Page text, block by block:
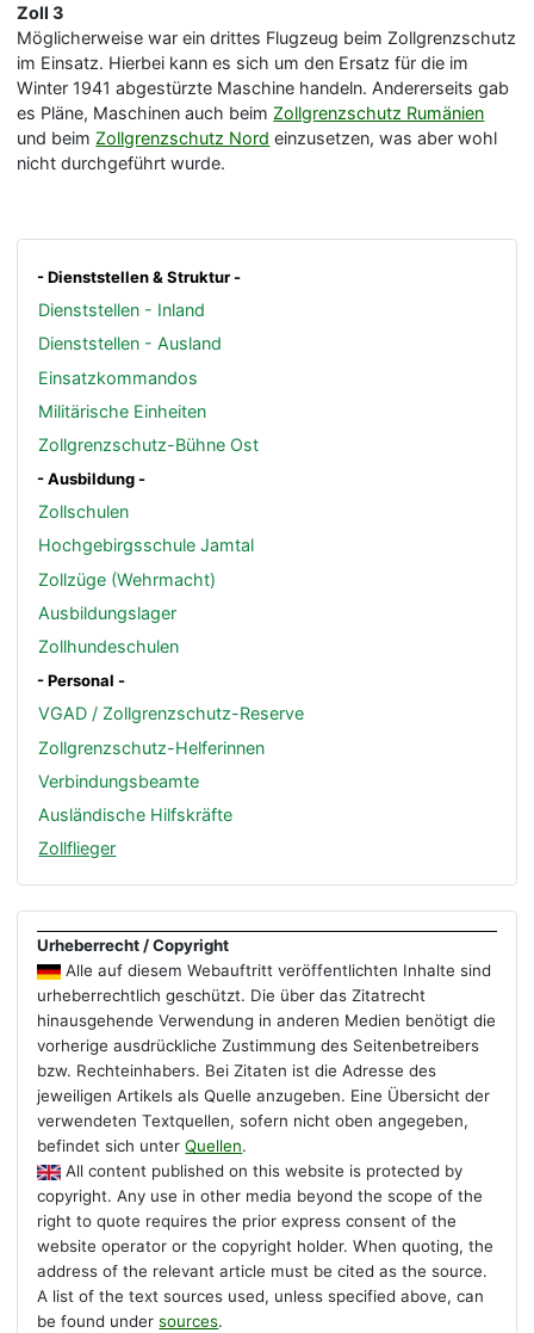
- Dienststellen & Struktur -
Dienststellen - Inland
Dienststellen - Ausland
Einsatzkommandos
Militärische Einheiten
Zollgrenzschutz-Bühne Ost
- Ausbildung -
Zollschulen
Hochgebirgsschule Jamtal
Zollzüge (Wehrmacht)
Ausbildungslager
Zollhundeschulen
- Personal -
VGAD / Zollgrenzschutz-Reserve
Zollgrenzschutz-Helferinnen
Verbindungsbeamte
Ausländische Hilfskräfte
Zollflieger
Zoll 3
Möglicherweise war ein drittes Flugzeug beim Zollgrenzschutz
im Einsatz. Hierbei kann es sich um den Ersatz für die im
Winter 1941 abgestürzte Maschine handeln. Andererseits gab
es Pläne, Maschinen auch beimZollgrenzschutz Rumänien
und beimZollgrenzschutz Nord einzusetzen, was aber wohl
nicht durchgeführt wurde.
Urheberrecht / Copyright
Alle auf diesem Webauftritt veröffentlichten Inhalte sind
urheberrechtlich geschützt. Die über das Zitatrecht
hinausgehende Verwendung in anderen Medien benötigt die
vorherige ausdrückliche Zustimmung des Seitenbetreibers
bzw. Rechteinhabers. Bei Zitaten ist die Adresse des
jeweiligen Artikels als Quelle anzugeben. Eine Übersicht der
verwendeten Textquellen, sofern nicht oben angegeben,
befindet sich unterQuellen.
All content published on this website is protected by
copyright. Any use in other media beyond the scope of the
right to quote requires the prior express consent of the
website operator or the copyright holder. When quoting, the
address of the relevant article must be cited as the source.
A list of the text sources used, unless specified above, can
be found undersources.